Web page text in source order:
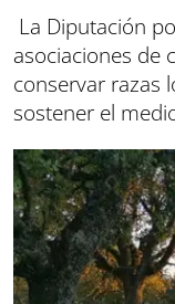
La Diputación
asociaciones de
conservar razas
sostener el